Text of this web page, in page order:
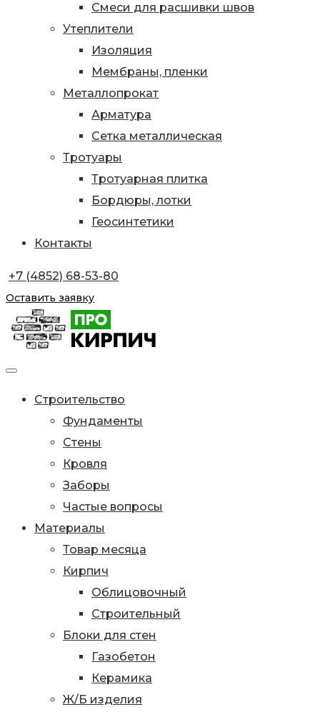
Смеси для расшивки швов
Утеплители
Изоляция
Мембраны, пленки
Металлопрокат
Арматура
Сетка металлическая
Тротуары
Тротуарная плитка
Бордюры, лотки
Геосинтетики
Контакты
+7 (4852) 68-53-80
Оставить заявку
Строительство
Фундаменты
Стены
Кровля
Заборы
Частые вопросы
Материалы
Товар месяца
Кирпич
Облицовочный
Строительный
Блоки для стен
Газобетон
Керамика
Ж/Б изделия